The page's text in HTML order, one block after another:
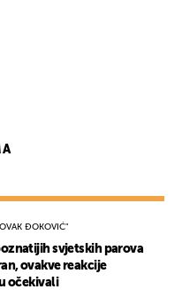
ĐOKOVIĆ"
svjetskih parova
ovakve reakcije
očekivali